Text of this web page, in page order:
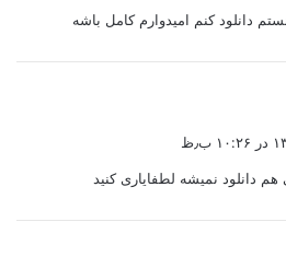
دانلود کنم امیدوارم کامل باشه
هم دانلود نمیشه لطفایاری کنید